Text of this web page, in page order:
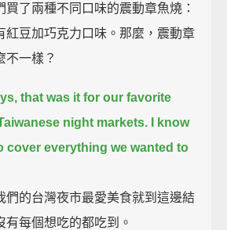
買了兩種不同口味的震動章魚燒：
紅豆加巧克力口味。那麼，震動章
不一樣？
that was it for our favorite
night markets.
I know
cover everything we wanted to
們的台灣夜市最愛美食就到這邊結
有每個想吃的都吃到。